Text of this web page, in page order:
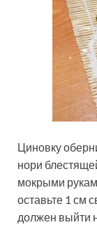
Циновку
нори
мокрыми
оставьте 1 см
должен выйти